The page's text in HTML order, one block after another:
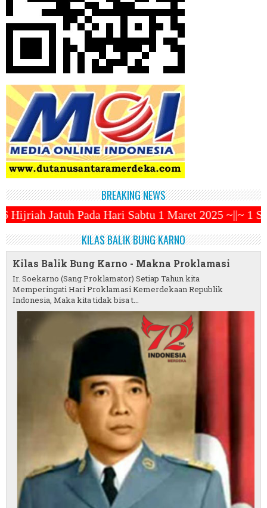
BREAKING NEWS
Sabtu 1 Maret 2025 ~||~ 1 Syawal Jatuh Pada
KILAS BALIK BUNG KARNO
Kilas Balik Bung Karno - Makna Proklamasi
Ir. Soekarno (Sang Proklamator) Setiap Tahun kita
Memperingati Hari Proklamasi Kemerdekaan Republik
Indonesia, Maka kita tidak bisa t...